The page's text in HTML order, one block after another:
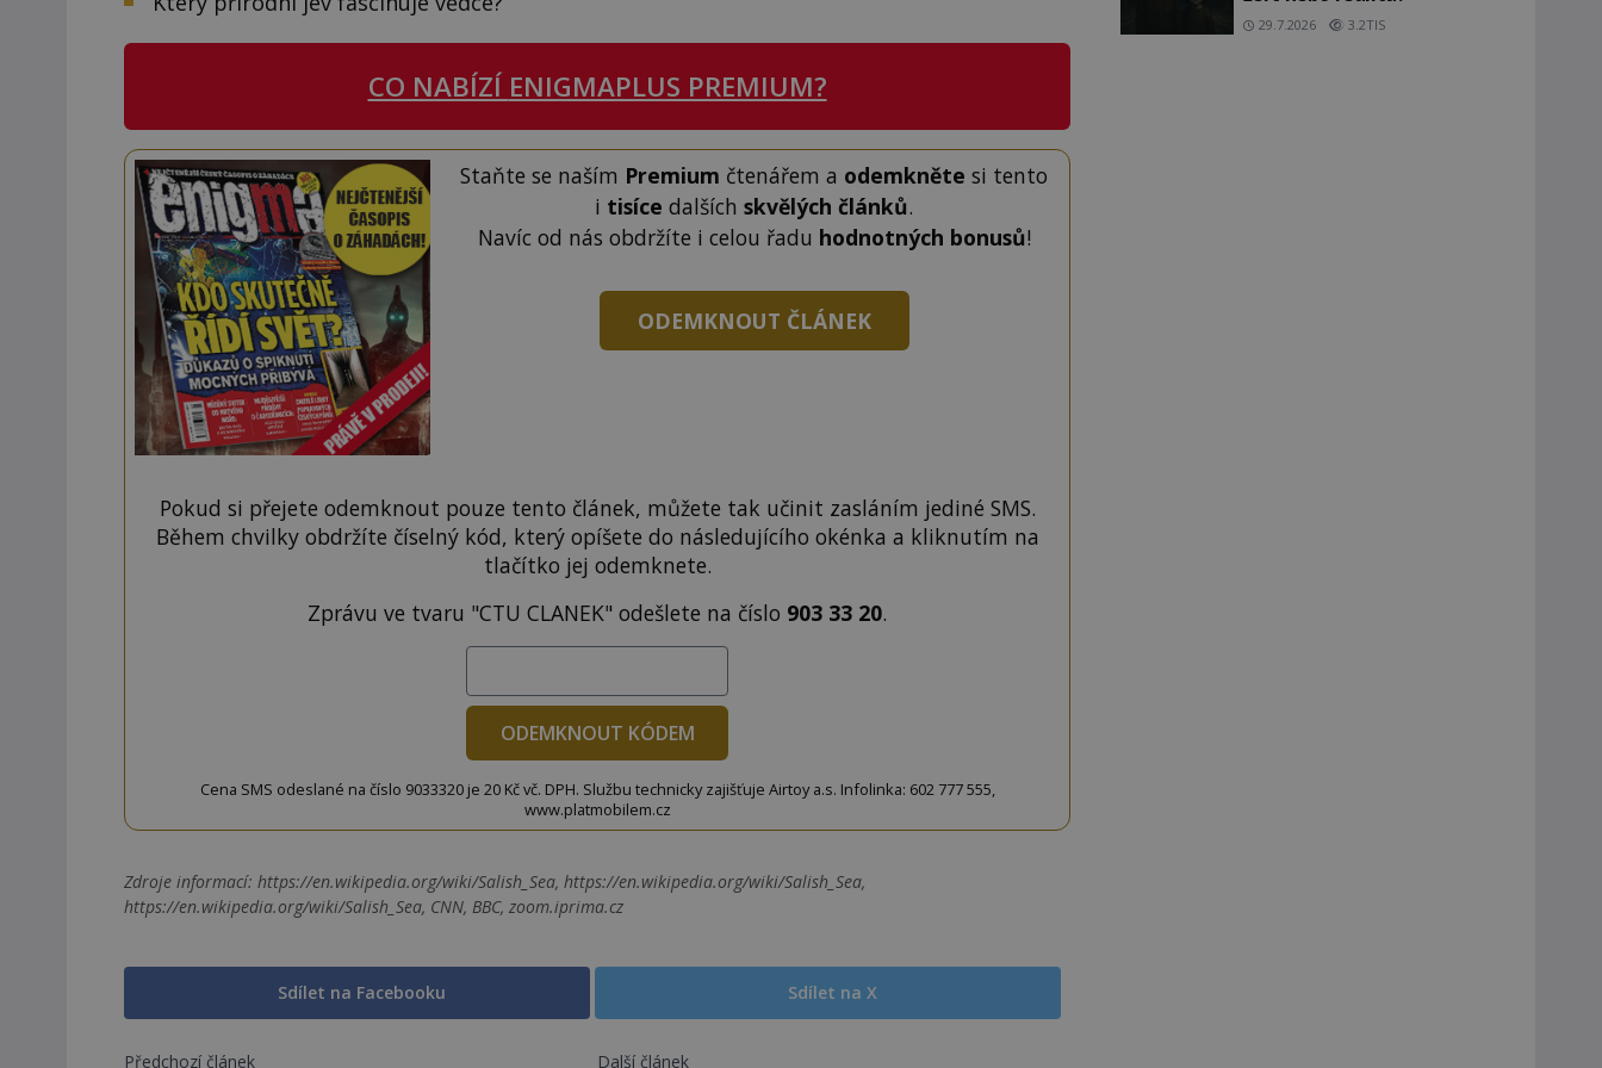
CO NABÍZÍ ENIGMAPLUS PREMIUM?
Staňte se naším Premium čtenářem a odemkněte si tento
i tisíce dalšíchskvělých článků.
Navíc od nás obdržíte i celou řadu hodnotných bonusů!
ODEMKNOUT ČLÁNEK
Pokud si přejete odemknout pouze tento článek, můžete tak učinit zasláním jediné SMS.
Během chvilky obdržíte číselný kód, který opíšete do následujícího okénka a kliknutím na
tlačítko jej odemknete.
Zprávu ve tvaru "CTU CLANEK" odešlete na číslo 903 33 20.
ODEMKNOUT KÓDEM
Cena SMS odeslané na číslo 9033320 je 20 Kč vč. DPH. Službu technicky zajišťuje Airtoy a.s. Infolinka: 602 777 555,
www.platmobilem.cz
Zdroje informací: https://en.wikipedia.org/wiki/Salish_Sea, https://en.wikipedia.org/wiki/Salish_Sea,
https://en.wikipedia.org/wiki/Salish_Sea, CNN, BBC, zoom.iprima.cz
Sdílet na Facebooku Sdílet na X
Předchozí článek Další článek
29.7.2026 3.2TIS